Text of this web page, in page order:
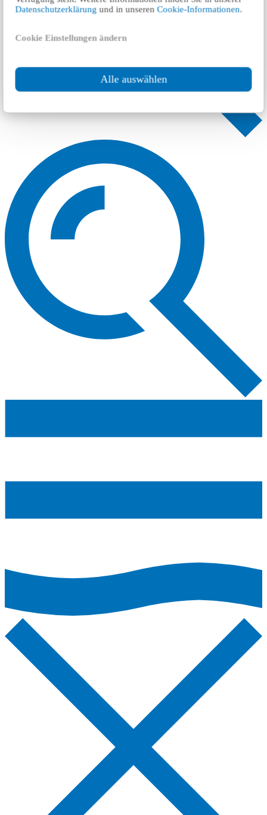
Datenschutzerklärung und in unserenCookie-Informationen.
Cookie Einstellungen ändern
Alle auswählen